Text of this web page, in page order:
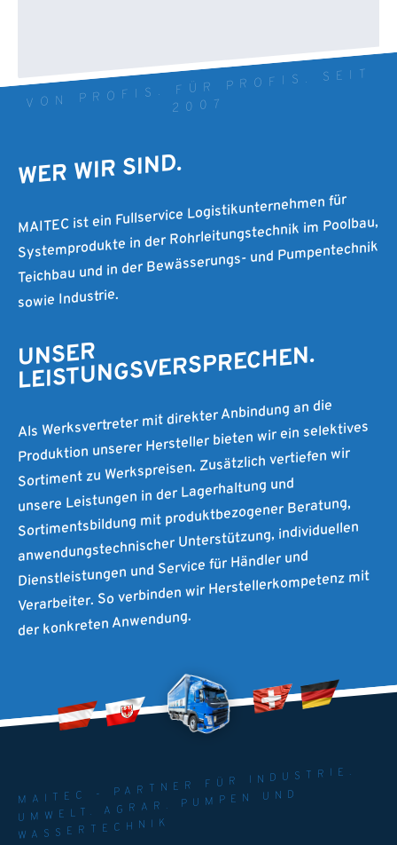
VON PROFIS. FÜR PROFIS. SEIT
2007
WER WIR SIND.
MAITEC ist ein Fullservice Logistikunternehmen für
Systemprodukte in der Rohrleitungstechnik im Poolbau,
Teichbau und in der Bewässerungs- und Pumpentechnik
sowie Industrie.
UNSER
LEISTUNGSVERSPRECHEN.
Als Werksvertreter mit direkter Anbindung an die
Produktion unserer Hersteller bieten wir ein selektives
Sortiment zu Werkspreisen. Zusätzlich vertiefen wir
unsere Leistungen in der Lagerhaltung und
Sortimentsbildung mit produktbezogener Beratung,
anwendungstechnischer Unterstützung, individuellen
Dienstleistungen und Service für Händler und
Verarbeiter. So verbinden wir Herstellerkompetenz mit
der konkreten Anwendung.
MAITEC - PARTNER FÜR INDUSTRIE.
UMWELT. AGRAR. PUMPEN UND
WASSERTECHNIK